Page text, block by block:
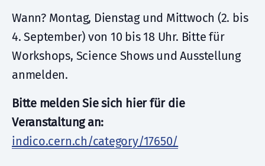
Wann? Montag, Dienstag und Mittwoch (2. bis
4. September) von 10 bis 18 Uhr. Bitte für
Workshops, Science Shows und Ausstellung
anmelden.
Bitte melden Sie sich hier für die
Veranstaltung an:
indico.cern.ch/category/17650/